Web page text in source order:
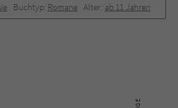
Buchtyp: Romane Alter: ab 11 Jahren